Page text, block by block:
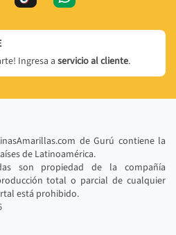
Ingresa a servicio al cliente.
de Gurú contiene la
de Latinoamérica.
son propiedad de la compañía
total o parcial de cualquier
está prohibido.